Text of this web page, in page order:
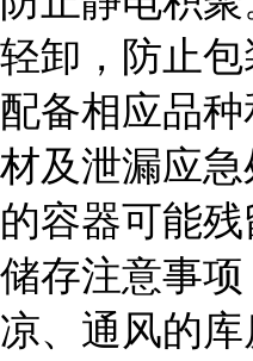
轻卸，防止包
配备相应品
材及泄漏应
的容器可能残
储存注意事项
凉、通风的库